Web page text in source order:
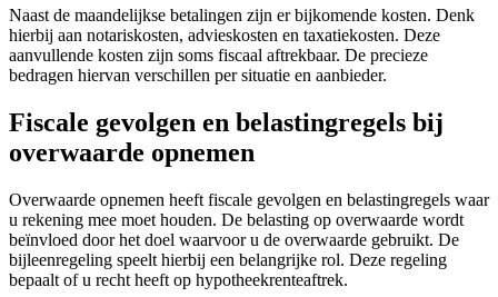
Naast de maandelijkse betalingen zijn er bijkomende kosten. Denk
hierbij aan notariskosten, advieskosten en taxatiekosten. Deze
aanvullende kosten zijn soms fiscaal aftrekbaar. De precieze
bedragen hiervan verschillen per situatie en aanbieder.
Fiscale gevolgen en belastingregels bij
overwaarde opnemen
Overwaarde opnemen heeft fiscale gevolgen en belastingregels waar
u rekening mee moet houden. De belasting op overwaarde wordt
beïnvloed door het doel waarvoor u de overwaarde gebruikt. De
bijleenregeling speelt hierbij een belangrijke rol. Deze regeling
bepaalt of u recht heeft op hypotheekrenteaftrek.